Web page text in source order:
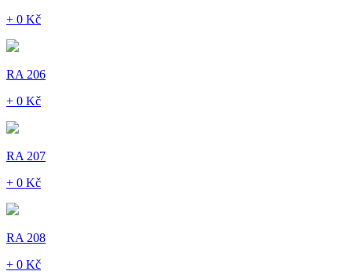
+ 0 Kč
RA 206
+ 0 Kč
RA 207
+ 0 Kč
RA 208
+ 0 Kč